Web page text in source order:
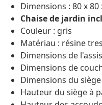
Dimensions : 80 x 80
Chaise de jardin
Couleur : gris
Matériau : résine
Dimensions de
Dimensions de
Dimensions du siège
Hauteur du siège à